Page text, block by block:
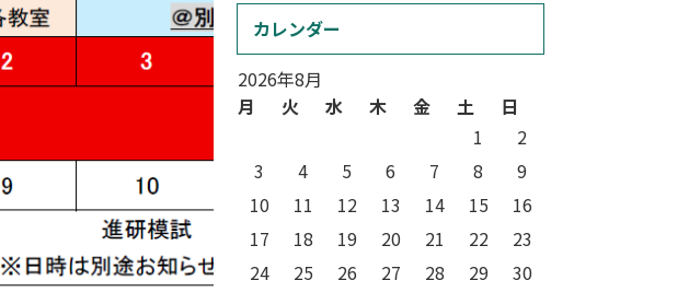
カレンダー
2026年8月
月
火 水 木 金 土
日
1
2
3
4 5 6 7 8
9
10
11 12 13 14 15
16
17
18 19 20 21 22
23
24
25 26 27 28 29
30